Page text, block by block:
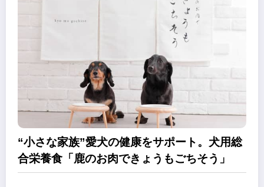
“小さな家族”愛犬の健康をサポート。犬用総
合栄養食「鹿のお肉できょうもごちそう」